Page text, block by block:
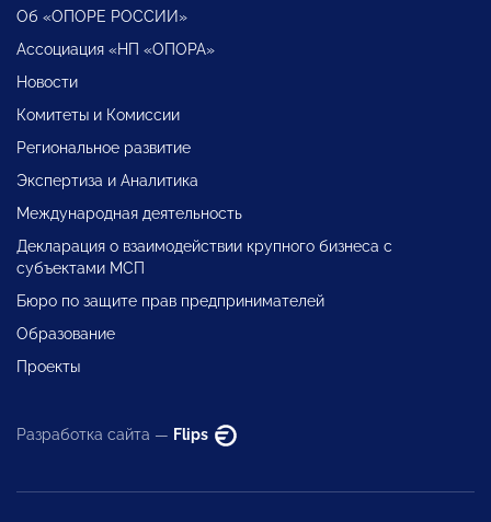
Об «ОПОРЕ РОССИИ»
Ассоциация «НП «ОПОРА»
Новости
Комитеты и Комиссии
Региональное развитие
Экспертиза и Аналитика
Международная деятельность
Декларация о взаимодействии крупного бизнеса с
субъектами МСП
Бюро по защите прав предпринимателей
Образование
Проекты
Разработка сайта — Flips